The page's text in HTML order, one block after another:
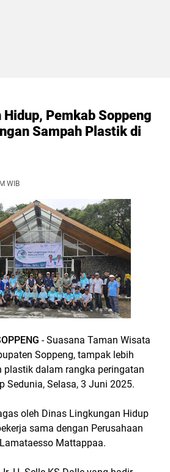
Pemkab Soppeng
Sampah Plastik di
WIB
- Suasana Taman Wisata
Soppeng, tampak lebih
plastik dalam rangka peringatan
Sedunia, Selasa, 3 Juni 2025.
oleh Dinas Lingkungan Hidup
sama dengan Perusahaan
Mattappaa.